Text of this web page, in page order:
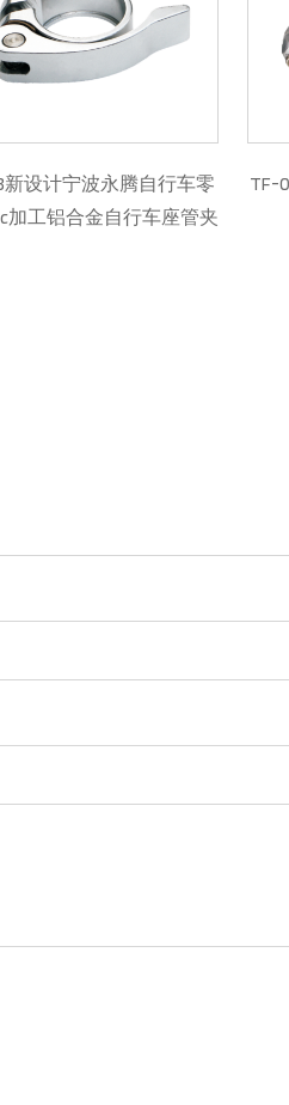
TF-02铝合金CNC加工自行车车
把把立